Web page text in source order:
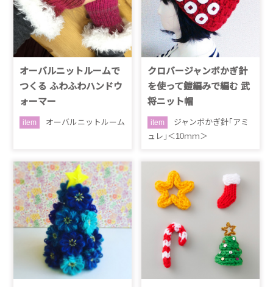
オーバルニットルームで
つくる ふわふわハンドウ
ォーマー
item オーバルニットルーム
クロバージャンボかぎ針
を使って鎧編みで編む 武
将ニット帽
item
ジャンボかぎ針｢アミ
ュレ｣＜10ｍｍ＞